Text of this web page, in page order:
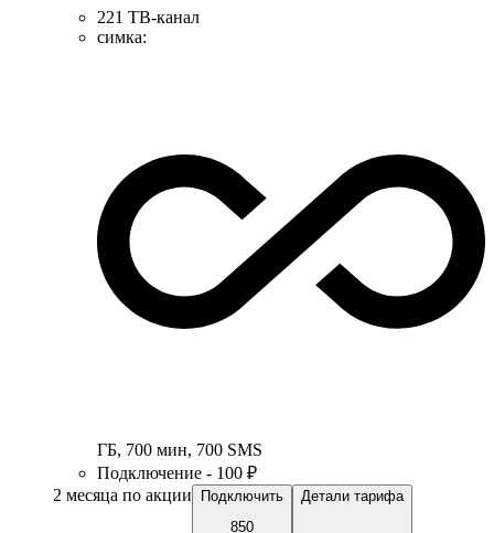
221 ТB-канал
симка:
ГБ, 700 мин, 700 SMS
Подключение - 100 ₽
2 месяца по акции
Подключить
850
Детали тарифа